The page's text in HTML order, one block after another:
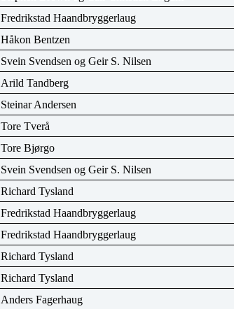
Fredrikstad Haandbryggerlaug
Håkon Bentzen
Svein Svendsen og Geir S. Nilsen
Arild Tandberg
Steinar Andersen
Tore Tverå
Tore Bjørgo
Svein Svendsen og Geir S. Nilsen
Richard Tysland
Fredrikstad Haandbryggerlaug
Fredrikstad Haandbryggerlaug
Richard Tysland
Richard Tysland
Anders Fagerhaug